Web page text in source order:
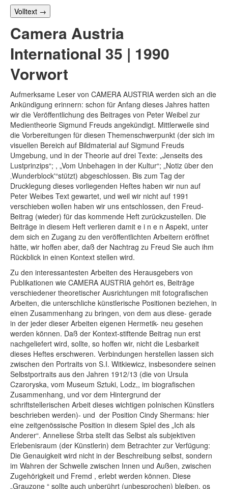
Volltext →
Camera Austria
International 35 | 1990
Vorwort
Aufmerksame Leser von CAMERA AUSTRIA werden sich an die
Ankündigung erinnern: schon für Anfang dieses Jahres hatten
wir die Veröffentlichung des Beitrages von Peter Weibel zur
Medientheorie Sigmund Freuds angekündigt. Mittlerweile sind
die Vorbereitungen für diesen Themenschwerpunkt (der sich im
visuellen Bereich auf Bildmaterial auf Sigmund Freuds
Umgebung, und in der Theorie auf drei Texte: „Jenseits des
Lustprinzips“; , „Vom Unbehagen in der Kultur“; „Notiz über den
‚Wunderblock'“stützt) abgeschlossen. Bis zum Tag der
Drucklegung dieses vorliegenden Heftes haben wir nun auf
Peter Weibes Text gewartet, und weil wir nicht auf 1991
verschieben wollen haben wir uns entschlossen, den Freud-
Beitrag (wieder) für das kommende Heft zurückzustellen. Die
Beiträge in diesem Heft verlieren damit e i n e n Aspekt, unter
dem sich en Zugang zu den veröffentlichten Arbeitern eröffnet
hätte, wir hoffen aber, daß der Nachtrag zu Freud Sie auch ihm
Rückblick in einen Kontext stellen wird.
Zu den interessantesten Arbeiten des Herausgebers von
Publikationen wie CAMERA AUSTRIA gehört es, Beiträge
verschiedener theoretischer Ausrichtungen mit fotografischen
Arbeiten, die unterschliche künstlerische Positionen beziehen, in
einen Zusammenhang zu bringen, von dem aus diese- gerade
in der jeder dieser Arbeiten eigenen Hermetik- neu gesehen
werden können. Daß der Kontext-stiftende Beitrag nun erst
nachgeliefert wird, sollte, so hoffen wir, nicht die Lesbarkeit
dieses Heftes erschweren. Verbindungen herstellen lassen sich
zwischen den Portraits von S.I. Witkiewicz, insbesondere seinen
Selbstportraits aus den Jahren 1912/13 (die von Ursula
Czaroryska, vom Museum Sztuki, Lodz,, im biografischen
Zusammenhang, und vor dem Hintergrund der
schriftstellerischen Arbeit dieses wichtigen polnischen Künstlers
beschrieben werden)- und der Position Cindy Shermans: hier
eine zeitgenössische Position in diesem Spiel des „Ich als
Anderer“. Anneliese Štrba stellt das Selbst als subjektiven
Erlebenisraum (der Künstlerin) dem Betrachter zur Verfügung:
Die Genauigkeit wird nicht in der Beschreibung selbst, sondern
im Wahren der Schwelle zwischen Innen und Außen, zwischen
Zugehörigkeit und Fremd , erlebt werden können. Diese
„Grauzone “ sollte auch unberührt (unbesprochen) bleiben, os